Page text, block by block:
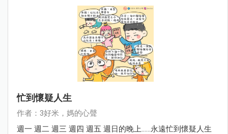
忙到懷疑人生
作者：3好米，媽的心聲
週一 週二 週三 週四 週五 週日的晚上……永遠忙到懷疑人生